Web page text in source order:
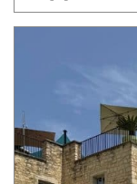
Séminaire